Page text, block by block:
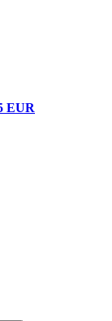
EUR